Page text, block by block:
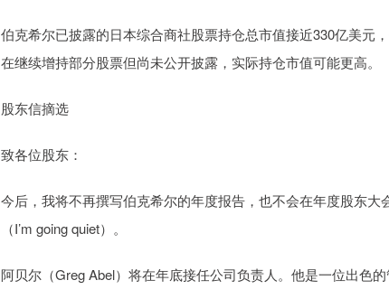
伯克希尔已披露的日本综合商社股票持仓总市值接近330亿美元
在继续增持部分股票但尚未公开披露，实际持仓市值可能更高。
股东信摘选
致各位股东：
今后，我将不再撰写伯克希尔的年度报告，也不会在年度股东大
（I’m going quiet）。
阿贝尔（Greg Abel）将在年底接任公司负责人。他是一位出色